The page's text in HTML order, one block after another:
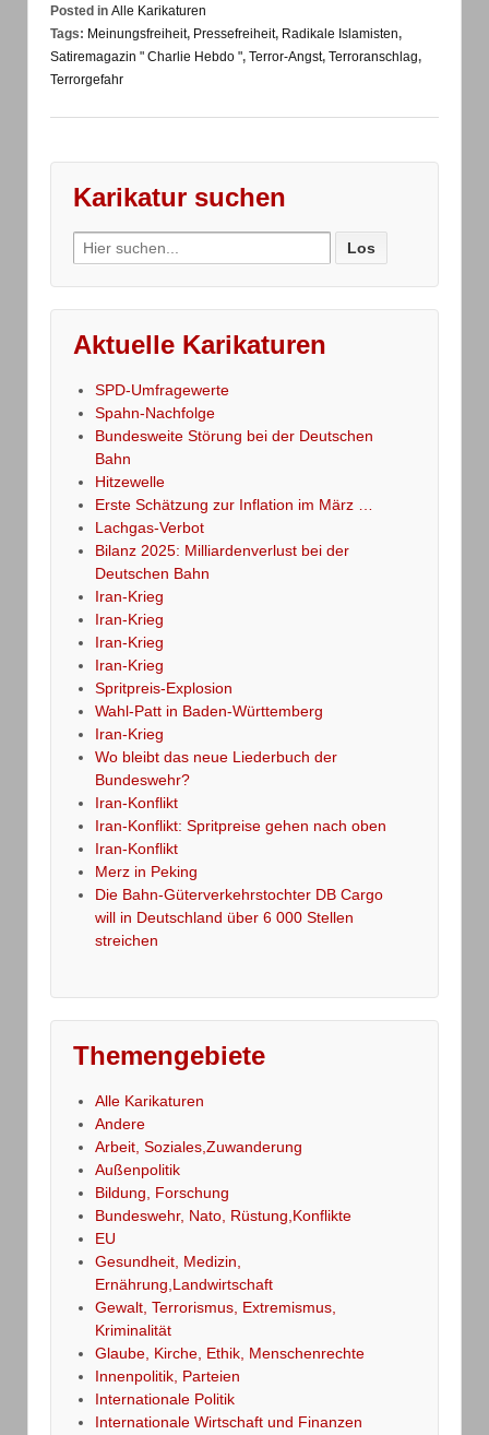
Posted in Alle Karikaturen
Tags: Meinungsfreiheit, Pressefreiheit, Radikale Islamisten,
Satiremagazin " Charlie Hebdo ", Terror-Angst, Terroranschlag,
Terrorgefahr
Karikatur suchen
Search
for:
Aktuelle Karikaturen
SPD-Umfragewerte
Spahn-Nachfolge
Bundesweite Störung bei der Deutschen
Bahn
Hitzewelle
Erste Schätzung zur Inflation im März …
Lachgas-Verbot
Bilanz 2025: Milliardenverlust bei der
Deutschen Bahn
Iran-Krieg
Iran-Krieg
Iran-Krieg
Iran-Krieg
Spritpreis-Explosion
Wahl-Patt in Baden-Württemberg
Iran-Krieg
Wo bleibt das neue Liederbuch der
Bundeswehr?
Iran-Konflikt
Iran-Konflikt: Spritpreise gehen nach oben
Iran-Konflikt
Merz in Peking
Die Bahn-Güterverkehrstochter DB Cargo
will in Deutschland über 6 000 Stellen
streichen
Themengebiete
Alle Karikaturen
Andere
Arbeit, Soziales,Zuwanderung
Außenpolitik
Bildung, Forschung
Bundeswehr, Nato, Rüstung,Konflikte
EU
Gesundheit, Medizin,
Ernährung,Landwirtschaft
Gewalt, Terrorismus, Extremismus,
Kriminalität
Glaube, Kirche, Ethik, Menschenrechte
Innenpolitik, Parteien
Internationale Politik
Internationale Wirtschaft und Finanzen